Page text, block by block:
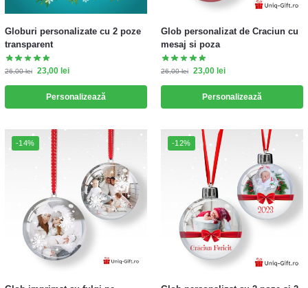
Globuri personalizate cu 2 poze
transparent
26,00lei 23,00 lei
Personalizează
Glob personalizat de Craciun cu
mesaj si poza
26,00lei 23,00 lei
Personalizează
-14% -12%